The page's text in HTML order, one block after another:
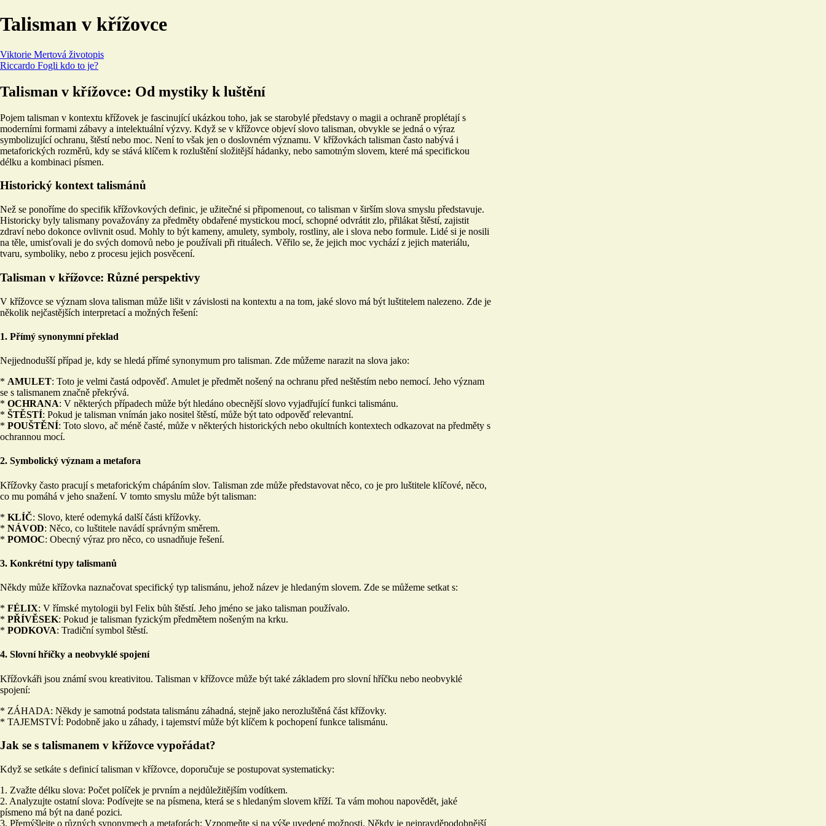
Talisman v křížovce
Viktorie Mertová životopis
Riccardo Fogli kdo to je?
Talisman v křížovce: Od mystiky k luštění
Pojem talisman v kontextu křížovek je fascinující ukázkou toho, jak se starobylé představy o magii a ochraně proplétají s
moderními formami zábavy a intelektuální výzvy. Když se v křížovce objeví slovo talisman, obvykle se jedná o výraz
symbolizující ochranu, štěstí nebo moc. Není to však jen o doslovném významu. V křížovkách talisman často nabývá i
metaforických rozměrů, kdy se stává klíčem k rozluštění složitější hádanky, nebo samotným slovem, které má specifickou
délku a kombinaci písmen.
Historický kontext talismánů
Než se ponoříme do specifik křížovkových definic, je užitečné si připomenout, co talisman v širším slova smyslu představuje.
Historicky byly talismany považovány za předměty obdařené mystickou mocí, schopné odvrátit zlo, přilákat štěstí, zajistit
zdraví nebo dokonce ovlivnit osud. Mohly to být kameny, amulety, symboly, rostliny, ale i slova nebo formule. Lidé si je nosili
na těle, umisťovali je do svých domovů nebo je používali při rituálech. Věřilo se, že jejich moc vychází z jejich materiálu,
tvaru, symboliky, nebo z procesu jejich posvěcení.
Talisman v křížovce: Různé perspektivy
V křížovce se význam slova talisman může lišit v závislosti na kontextu a na tom, jaké slovo má být luštitelem nalezeno. Zde je
několik nejčastějších interpretací a možných řešení:
1. Přímý synonymní překlad
Nejjednodušší případ je, kdy se hledá přímé synonymum pro talisman. Zde můžeme narazit na slova jako:
* AMULET: Toto je velmi častá odpověď. Amulet je předmět nošený na ochranu před neštěstím nebo nemocí. Jeho význam
se s talismanem značně překrývá.
* OCHRANA: V některých případech může být hledáno obecnější slovo vyjadřující funkci talismánu.
* ŠTĚSTÍ: Pokud je talisman vnímán jako nositel štěstí, může být tato odpověď relevantní.
* POUŠTĚNÍ: Toto slovo, ač méně časté, může v některých historických nebo okultních kontextech odkazovat na předměty s
ochrannou mocí.
2. Symbolický význam a metafora
Křížovky často pracují s metaforickým chápáním slov. Talisman zde může představovat něco, co je pro luštitele klíčové, něco,
co mu pomáhá v jeho snažení. V tomto smyslu může být talisman:
* KLÍČ: Slovo, které odemyká další části křížovky.
* NÁVOD: Něco, co luštitele navádí správným směrem.
* POMOC: Obecný výraz pro něco, co usnadňuje řešení.
3. Konkrétní typy talismanů
Někdy může křížovka naznačovat specifický typ talismánu, jehož název je hledaným slovem. Zde se můžeme setkat s:
* FÉLIX: V římské mytologii byl Felix bůh štěstí. Jeho jméno se jako talisman používalo.
* PŘÍVĚSEK: Pokud je talisman fyzickým předmětem nošeným na krku.
* PODKOVA: Tradiční symbol štěstí.
4. Slovní hříčky a neobvyklé spojení
Křížovkáři jsou známí svou kreativitou. Talisman v křížovce může být také základem pro slovní hříčku nebo neobvyklé
spojení:
* ZÁHADA: Někdy je samotná podstata talismánu záhadná, stejně jako nerozluštěná část křížovky.
* TAJEMSTVÍ: Podobně jako u záhady, i tajemství může být klíčem k pochopení funkce talismánu.
Jak se s talismanem v křížovce vypořádat?
Když se setkáte s definicí talisman v křížovce, doporučuje se postupovat systematicky:
1. Zvažte délku slova: Počet políček je prvním a nejdůležitějším vodítkem.
2. Analyzujte ostatní slova: Podívejte se na písmena, která se s hledaným slovem kříží. Ta vám mohou napovědět, jaké
písmeno má být na dané pozici.
3. Přemýšlejte o různých synonymech a metaforách: Vzpomeňte si na výše uvedené možnosti. Někdy je nejpravděpodobnější